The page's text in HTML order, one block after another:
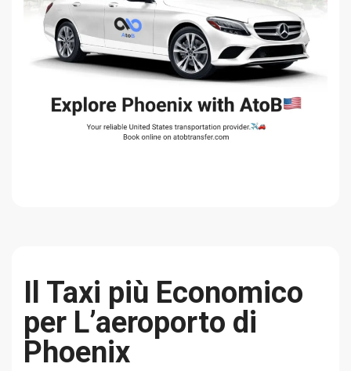
Il Taxi più Economico
per L’aeroporto di
Phoenix